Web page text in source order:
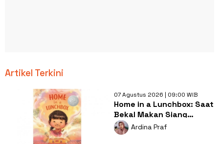
Artikel Terkini
07 Agustus 2026 | 09:00 WIB
Home in a Lunchbox: Saat
Bekal Makan Siang
Menjadi Simbol Kasih
Sayang
Ardina Praf